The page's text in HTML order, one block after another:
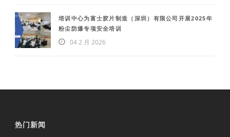
培训中心为富士胶片制造（深圳）有限公司开展2025年
粉尘防爆专项安全培训
04 2 月 2026
热门新闻